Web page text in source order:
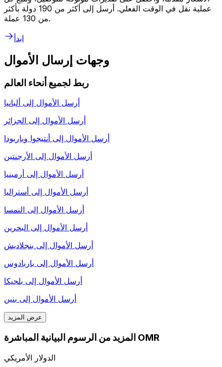
عملية نقل في الوقت الفعلي. أرسل إلى أكثر من 190 دولة بأكثر
من 130 عملة.
ابدأ
وجهات إرسال الأموال
ربط لجميع أنحاء العالم
أرسل الأموال إلى ألبانيا
أرسل الأموال إلى الجزائر
أرسل الأموال إلى أنتيجوا وباربودا
أرسل الأموال إلى الأرجنتين
أرسل الأموال إلى أرمينيا
أرسل الأموال إلى أستراليا
أرسل الأموال إلى النمسا
أرسل الأموال إلى البحرين
أرسل الأموال إلى بنجلاديش
أرسل الأموال إلى باربادوس
أرسل الأموال إلى بلجيكا
أرسل الأموال إلى بنين
عرض المزيد
المزيد من الرسوم البيانية المباشرة OMR
الدولار الأمريكي